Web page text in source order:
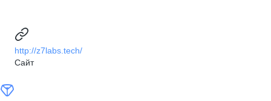
http://z7labs.tech/
Сайт